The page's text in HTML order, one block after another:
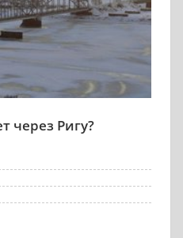
через Ригу?